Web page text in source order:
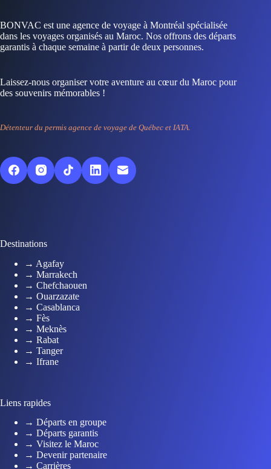
BONVAC est une agence de voyage à Montréal spécialisée
dans les voyages organisés au Maroc. Nos offrons des départs
garantis à chaque semaine à partir de deux personnes.
Laissez-nous organiser votre aventure au cœur du Maroc pour
des souvenirs mémorables !
Détenteur du permis agence de voyage de Québec et IATA.
Destinations
→ Agafay
→ Marrakech
→ Chefchaouen
→ Ouarzazate
→ Casablanca
→ Fès
→ Meknès
→ Rabat
→ Tanger
→ Ifrane
Liens rapides
→ Départs en groupe
→ Départs garantis
→ Visitez le Maroc
→ Devenir partenaire
→ Carrières